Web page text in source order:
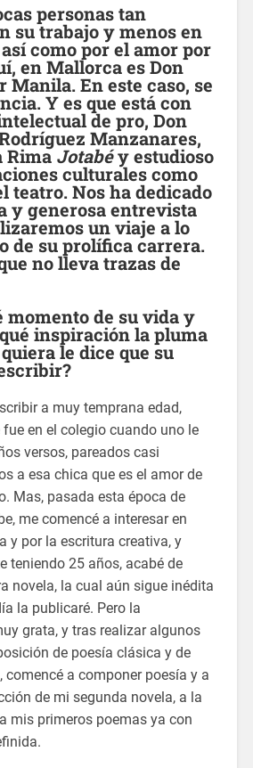
personas tan
su trabajo y menos en
como por el amor por
en Mallorca es Don
Manila. En este caso, se
Y es que está con
de pro, Don
Manzanares,
RimaJotabéy estudioso
culturales como
teatro. Nos ha dedicado
y generosa entrevista
un viaje a lo
de su prolífica carrera.
no lleva trazas de
momento de su vida y
inspiración la pluma
le dice que su
a muy temprana edad,
en el colegio cuando uno le
versos, pareados casi
a esa chica que es el amor de
Mas, pasada esta época de
me comencé a interesar en
y por la escritura creativa, y
teniendo 25 años, acabé de
novela, la cual aún sigue inédita
la publicaré. Pero la
grata, y tras realizar algunos
de poesía clásica y de
comencé a componer poesía y a
de mi segunda novela, a la
mis primeros poemas ya con